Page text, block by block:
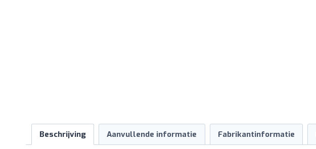
Beschrijving Aanvullende informatie Fabrikantinformatie